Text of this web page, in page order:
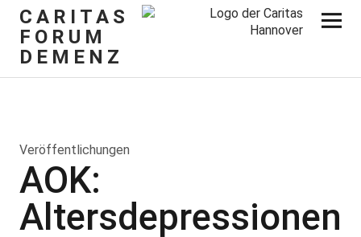
CARITAS
FORUM
DEMENZ
Veröffentlichungen
AOK:
Altersdepressionen